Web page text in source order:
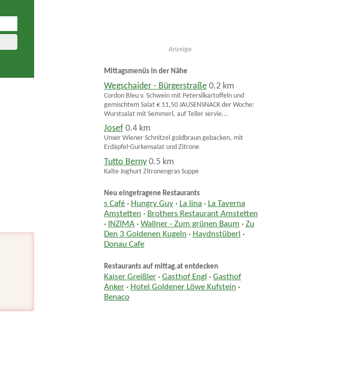
Anzeige
Mittagsmenüs in der Nähe
Wegschaider - Bürgerstraße 0.2 km
Cordon Bleu v. Schwein mit Petersilkartoffeln und
gemischtem Salat € 11,50 JAUSENSNACK der Woche:
Wurstsalat mit Semmerl, auf Teller servie...
Josef 0.4 km
Unser Wiener Schnitzel goldbraun gebacken, mit
Erdäpfel-Gurkensalat und Zitrone
Tutto Berny 0.5 km
Kalte Joghurt Zitronengras Suppe
Neu eingetragene Restaurants
s Café· Hungry Guy· La lina · La Taverna
Amstetten · Brothers Restaurant Amstetten
·
INZIMA· Wallner - Zum grünen Baum · Zu
Den 3 Goldenen Kugeln · Haydnstüberl ·
Donau Cafe
Restaurants auf mittag.at entdecken
Kaiser Greißler· Gasthof Engl · Gasthof
Anker· Hotel Goldener Löwe Kufstein ·
Benaco